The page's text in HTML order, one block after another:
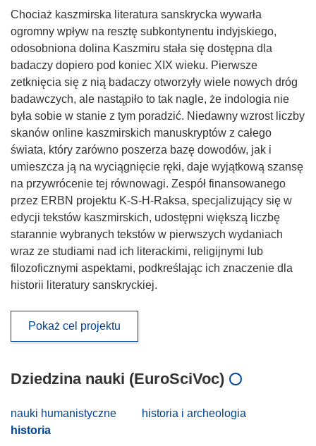
Chociaż kaszmirska literatura sanskrycka wywarła
ogromny wpływ na resztę subkontynentu indyjskiego,
odosobniona dolina Kaszmiru stała się dostępna dla
badaczy dopiero pod koniec XIX wieku. Pierwsze
zetknięcia się z nią badaczy otworzyły wiele nowych dróg
badawczych, ale nastąpiło to tak nagle, że indologia nie
była sobie w stanie z tym poradzić. Niedawny wzrost liczby
skanów online kaszmirskich manuskryptów z całego
świata, który zarówno poszerza bazę dowodów, jak i
umieszcza ją na wyciągnięcie ręki, daje wyjątkową szansę
na przywrócenie tej równowagi. Zespół finansowanego
przez ERBN projektu K-S-H-Raksa, specjalizujący się w
edycji tekstów kaszmirskich, udostępni większą liczbę
starannie wybranych tekstów w pierwszych wydaniach
wraz ze studiami nad ich literackimi, religijnymi lub
filozoficznymi aspektami, podkreślając ich znaczenie dla
historii literatury sanskryckiej.
Pokaż cel projektu
Dziedzina nauki (EuroSciVoc)
nauki humanistyczne
historia i archeologia
historia